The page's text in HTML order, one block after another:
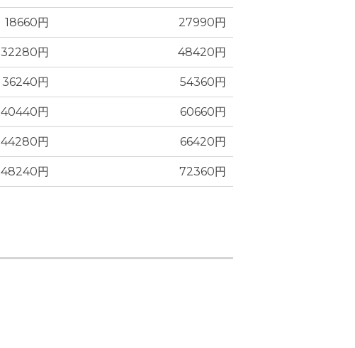
18660円 27990円
32280円 48420円
36240円 54360円
40440円 60660円
44280円 66420円
48240円 72360円